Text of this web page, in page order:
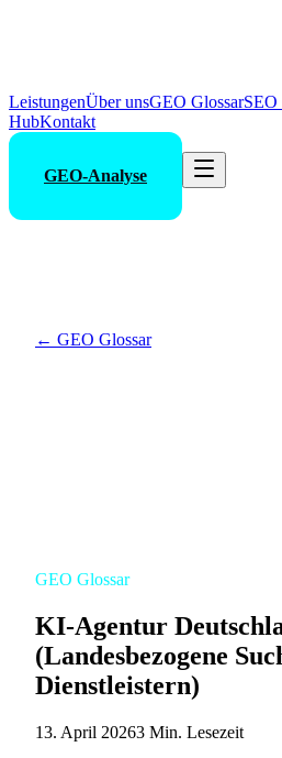
LeistungenÜber unsGEO GlossarSEO
HubKontakt
GEO-Analyse
← GEO Glossar
GEO Glossar
KI-Agentur
(Landesbezogene
Dienstleistern)
13. April 20263 Min. Lesezeit